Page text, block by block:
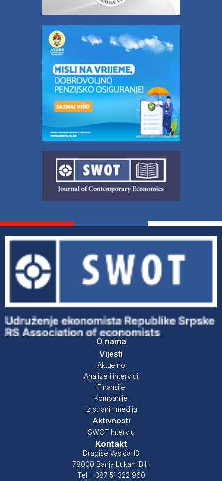
O nama
Vijesti
Aktuelno
Analize i intervjui
Finansije
Kompanije
Iz stranih medija
Aktivnosti
SWOT Intervju
Kontakt
Dragiše Vasića 13
78000 Banja Lukam BiH
Tel: +387 51 322 960